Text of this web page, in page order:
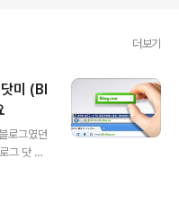
더보기
미 (Bl
로그였던
그 닷 미
. 블로그